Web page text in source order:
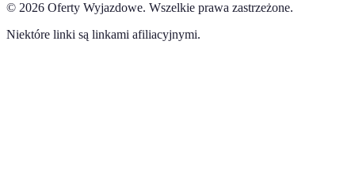
© 2026 Oferty Wyjazdowe. Wszelkie prawa zastrzeżone.
Niektóre linki są linkami afiliacyjnymi.